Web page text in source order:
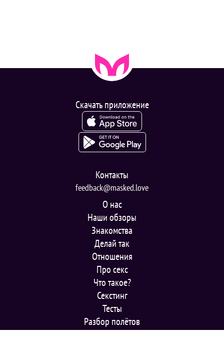
Скачать приложение
Контакты
feedback@masked.love
О нас
Наши обзоры
Знакомства
Делай так
Отношения
Про секс
Что такое?
Секстинг
Тесты
Разбор полётов